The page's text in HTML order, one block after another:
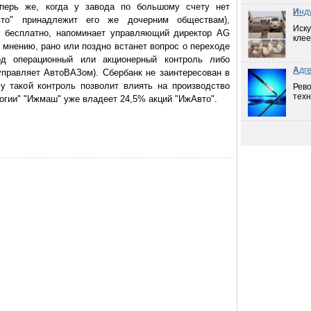
же, когда у завода по большому счету нет
принадлежит его же дочерним обществам),
напоминает управляющий директор AG
рано или поздно встанет вопрос о переходе
или акционерный контроль либо
АвтоВАЗом). Сбербанк не заинтересован в
контроль позволит влиять на производство
"Ижмаш" уже владеет 24,5% акций "ИжАвто".
И
А